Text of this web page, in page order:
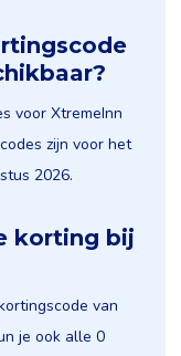
voor XtremeInn
zijn voor het
2026.
korting bij
van
je ook alle 0